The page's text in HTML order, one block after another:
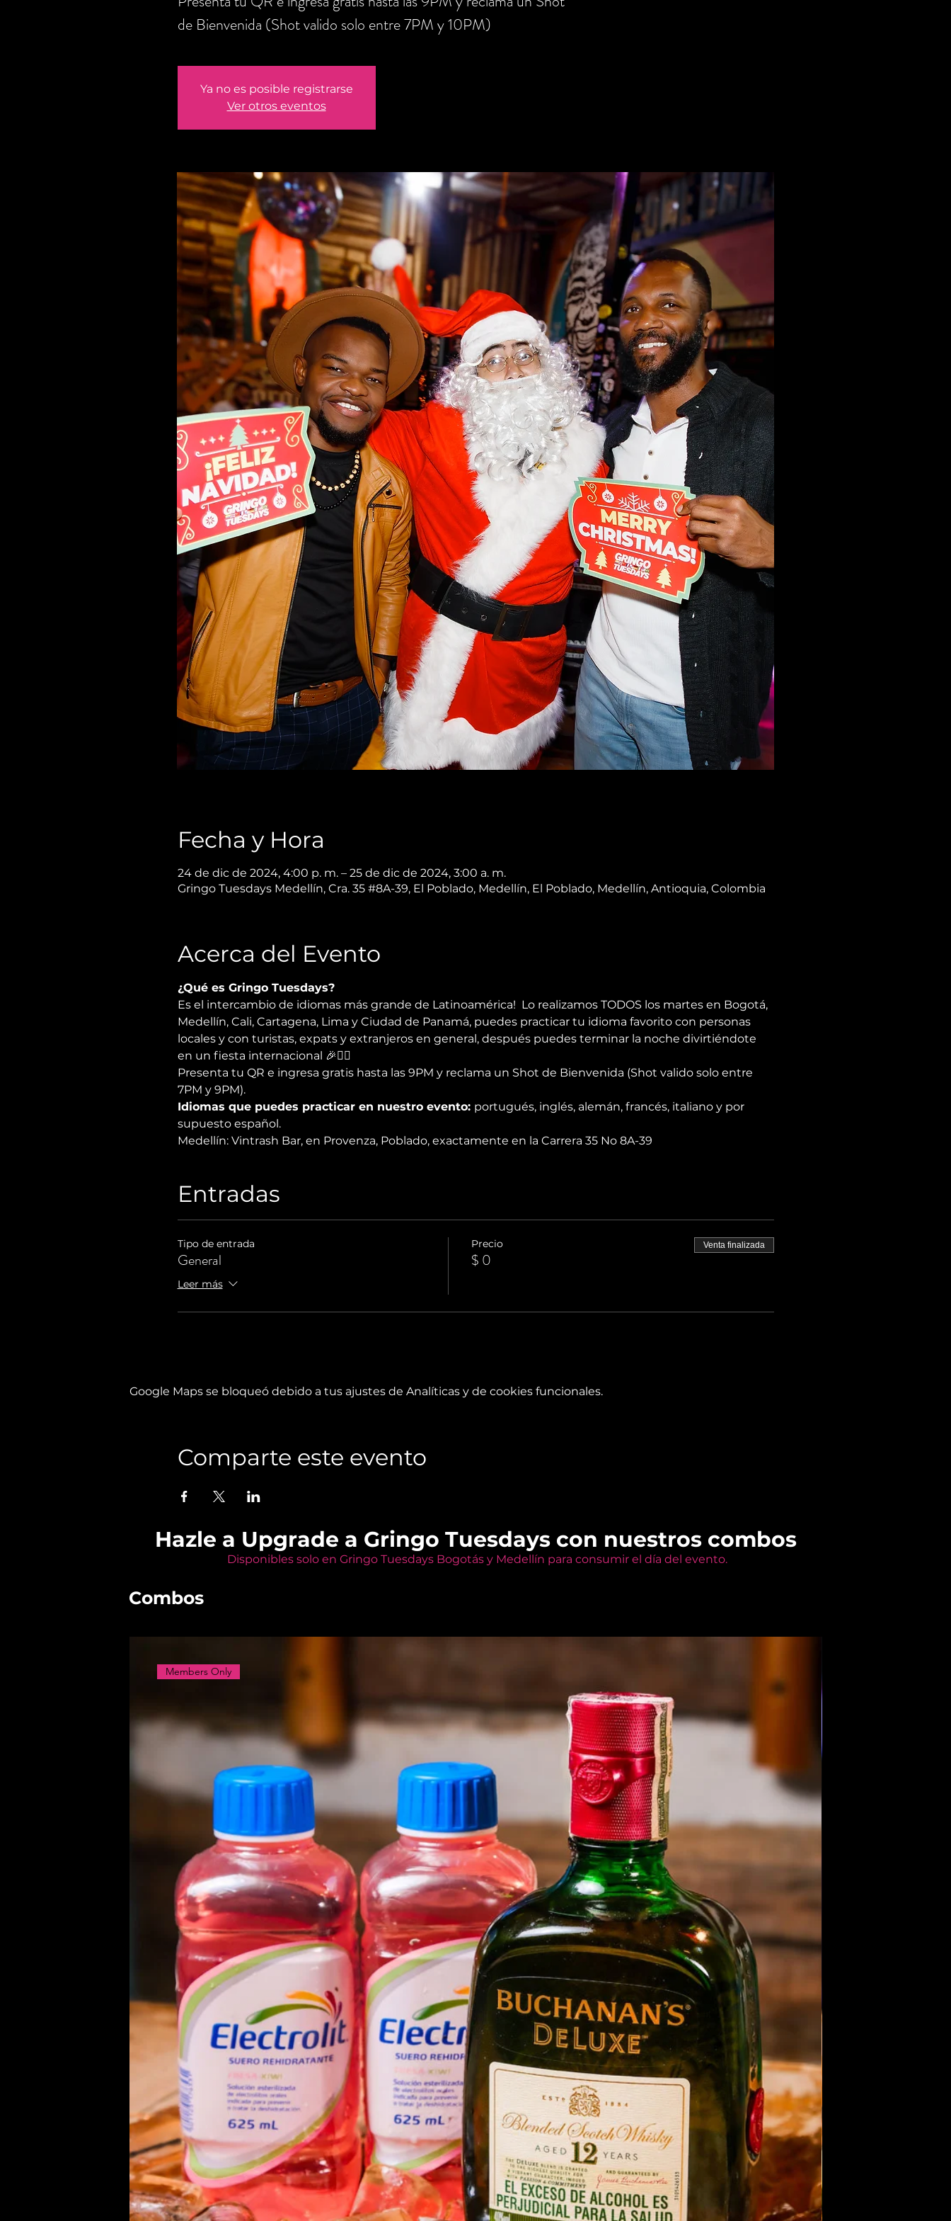
de Bienvenida (Shot valido solo entre 7PM y 10PM)
Ya no es posible registrarse
Ver otros eventos
Fecha y Hora
24 de dic de 2024, 4:00 p. m. – 25 de dic de 2024, 3:00 a. m.
Gringo Tuesdays Medellín, Cra. 35 #8A-39, El Poblado, Medellín, El Poblado, Medellín, Antioquia, Colombia
Acerca del Evento
¿Qué es Gringo Tuesdays?
Es el intercambio de idiomas más grande de Latinoamérica!  Lo realizamos TODOS los martes en Bogotá,
Medellín, Cali, Cartagena, Lima y Ciudad de Panamá, puedes practicar tu idioma favorito con personas
locales y con turistas, expats y extranjeros en general, después puedes terminar la noche divirtiéndote
en un fiesta internacional 🎉✌🏻️
Presenta tu QR e ingresa gratis hasta las 9PM y reclama un Shot de Bienvenida (Shot valido solo entre
7PM y 9PM).
Idiomas que puedes practicar en nuestro evento: portugués, inglés, alemán, francés, italiano y por
supuesto español.
Medellín: Vintrash Bar, en Provenza, Poblado, exactamente en la Carrera 35 No 8A-39
Entradas
Tipo de entrada
General
Leer más
Precio
$ 0
Venta finalizada
Google Maps se bloqueó debido a tus ajustes de Analíticas y de cookies funcionales.
Comparte este evento
Hazle a Upgrade a Gringo Tuesdays con nuestros combos
Disponibles solo en Gringo Tuesdays Bogotás y Medellín para consumir el día del evento.
Combos
Members Only